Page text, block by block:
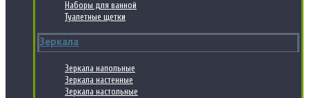
Наборы для ванной
Туалетные щетки
Зеркала
Зеркала напольные
Зеркала настенные
Зеркала настольные